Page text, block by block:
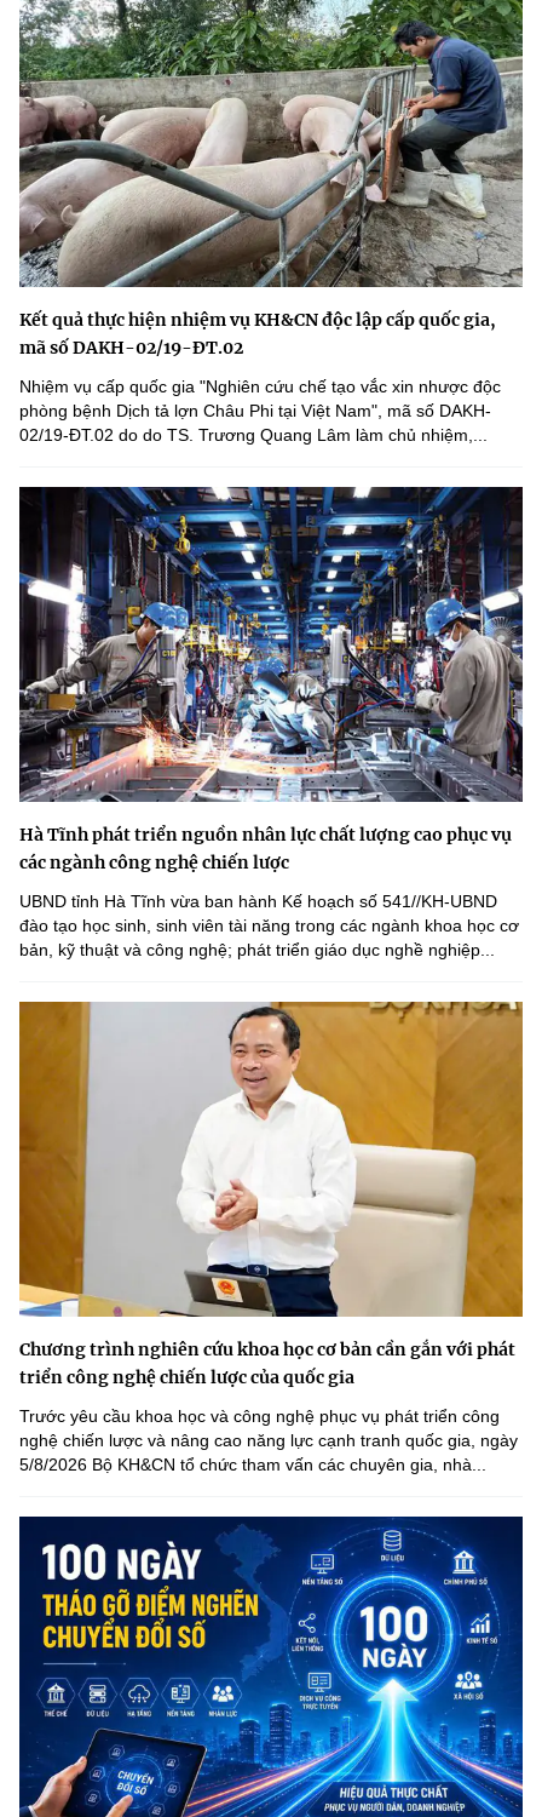
Kết quả thực hiện nhiệm vụ KH&CN độc lập cấp quốc gia,
mã số DAKH-02/19-ĐT.02
Nhiệm vụ cấp quốc gia "Nghiên cứu chế tạo vắc xin nhược độc
phòng bệnh Dịch tả lợn Châu Phi tại Việt Nam", mã số DAKH-
02/19-ĐT.02 do do TS. Trương Quang Lâm làm chủ nhiệm,...
Hà Tĩnh phát triển nguồn nhân lực chất lượng cao phục vụ
các ngành công nghệ chiến lược
UBND tỉnh Hà Tĩnh vừa ban hành Kế hoạch số 541//KH-UBND
đào tạo học sinh, sinh viên tài năng trong các ngành khoa học cơ
bản, kỹ thuật và công nghệ; phát triển giáo dục nghề nghiệp...
Chương trình nghiên cứu khoa học cơ bản cần gắn với phát
triển công nghệ chiến lược của quốc gia
Trước yêu cầu khoa học và công nghệ phục vụ phát triển công
nghệ chiến lược và nâng cao năng lực cạnh tranh quốc gia, ngày
5/8/2026 Bộ KH&CN tổ chức tham vấn các chuyên gia, nhà...